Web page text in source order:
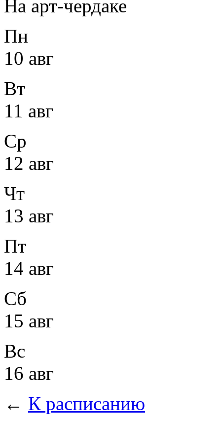
На арт-чердаке
Пн
10 авг
Вт
11 авг
Ср
12 авг
Чт
13 авг
Пт
14 авг
Сб
15 авг
Вс
16 авг
← К расписанию